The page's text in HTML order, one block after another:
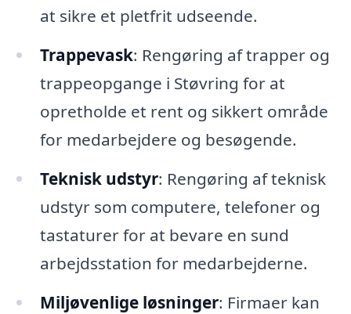
at sikre et pletfrit udseende.
Trappevask: Rengøring af trapper og
trappeopgange i Støvring for at
opretholde et rent og sikkert område
for medarbejdere og besøgende.
Teknisk udstyr: Rengøring af teknisk
udstyr som computere, telefoner og
tastaturer for at bevare en sund
arbejdsstation for medarbejderne.
Miljøvenlige løsninger: Firmaer kan